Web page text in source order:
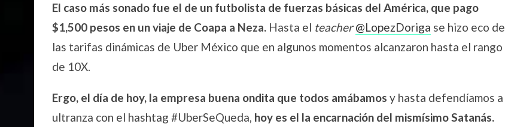
El caso más sonado fue el de un futbolista de fuerzas básicas del América, que pago
$1,500 pesos en un viaje de Coapa a Neza. Hasta el teacher @LopezDoriga se hizo eco de
las tarifas dinámicas de Uber México que en algunos momentos alcanzaron hasta el rango
de 10X.
Ergo, el día de hoy, la empresa buena ondita que todos amábamos y hasta defendíamos a
ultranza con el hashtag #UberSeQueda, hoy es el la encarnación del mismísimo Satanás.